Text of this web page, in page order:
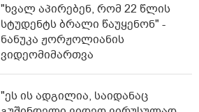
"ხვალ აპირებენ, რომ 22 წლის
სტუდენტს ბრალი წაუყენონ" -
ნანუკა ჟორჟოლიანის
ვიდეომიმართვა
"ეს ის ადგილია, საიდანაც